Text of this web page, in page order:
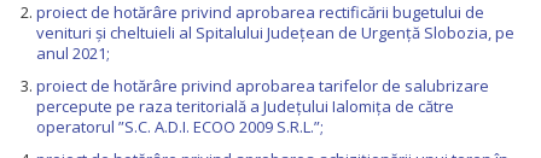
proiect de hotărâre privind aprobarea rectificării bugetului de
venituri și cheltuieli al Spitalului Județean de Urgență Slobozia, pe
anul 2021;
proiect de hotărâre privind aprobarea tarifelor de salubrizare
percepute pe raza teritorială a Județului Ialomița de către
operatorul ”S.C. A.D.I. ECOO 2009 S.R.L.”;